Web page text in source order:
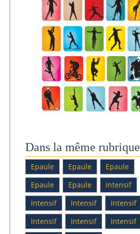
Dans la même rubrique
Epaule Epaule
Epaule
Epaule
Epaule
Intensif
Intensif
Intensif
Intensif
Intensif
Intensif
Intensif